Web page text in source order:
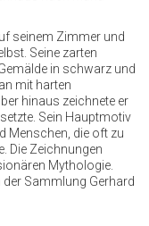
seinem Zimmer und
Seine zarten
in schwarz und
mit harten
hinaus zeichnete er
Sein Hauptmotiv
Menschen, die oft zu
Die Zeichnungen
Mythologie.
der Sammlung Gerhard